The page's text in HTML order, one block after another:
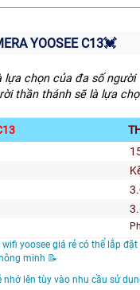
YOOSEE C13💓
lựa chọn của đa số
thần thánh sẽ là lựa
yoosee giá rẻ có thể lắp
minh 📝
nhớ lên tùy vào nhu cầu sử